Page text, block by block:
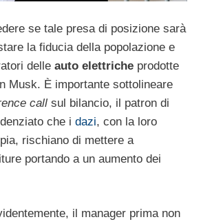
se tale presa di posizione sarà
la fiducia della popolazione e
delle auto elettriche prodotte
Musk. È importante sottolineare
call sul bilancio, il patron di
che i dazi, con la loro
rischiano di mettere a
portando a un aumento dei
il manager prima non